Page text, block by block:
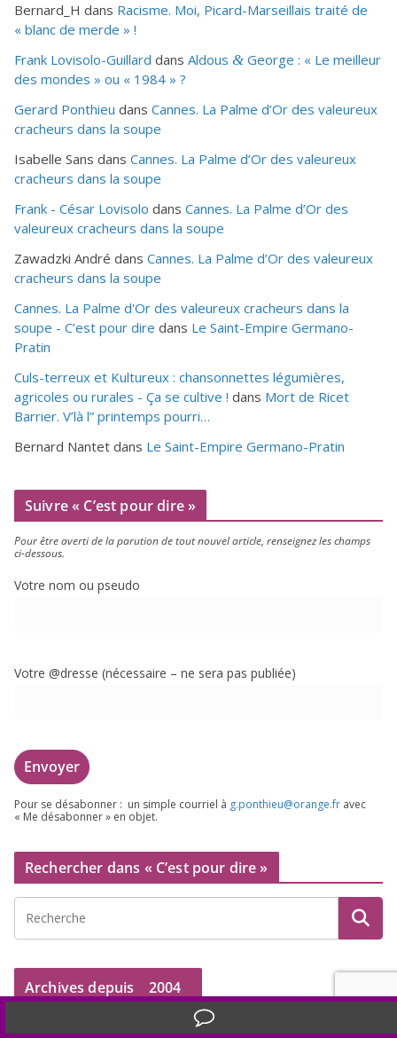
Bernard_H dans Racisme. Moi, Picard-Marseillais traité de
« blanc de merde » !
Frank Lovisolo-Guillard dans Aldous & George : « Le meilleur
des mondes » ou « 1984 » ?
Gerard Ponthieu dans Cannes. La Palme d’Or des valeureux
cracheurs dans la soupe
Isabelle Sans dans Cannes. La Palme d’Or des valeureux
cracheurs dans la soupe
Frank - César Lovisolo dans Cannes. La Palme d’Or des
valeureux cracheurs dans la soupe
Zawadzki André dans Cannes. La Palme d’Or des valeureux
cracheurs dans la soupe
Cannes. La Palme d'Or des valeureux cracheurs dans la
soupe - C’est pour dire dans Le Saint-Empire Germano-
Pratin
Culs-terreux et Kultureux : chansonnettes légumières,
agricoles ou rurales - Ça se cultive ! dans Mort de Ricet
Barrier. V’là l” printemps pourri…
Bernard Nantet dans Le Saint-Empire Germano-Pratin
Suivre « C’est pour dire »
Pour être aver­ti de la paru­tion de tout nou­vel article, ren­sei­gnez les champs
ci-dessous.
Votre nom ou pseudo
Votre @dresse (néces­saire – ne sera pas publiée)
Pour se désa­bon­ner : un simple cour­riel à g.​ponthieu@​orange.​fr avec
« Me désa­bon­ner » en objet.
Rechercher dans « C’est pour dire »
Archives depuis 2004